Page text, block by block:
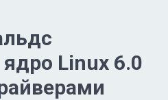
Linux 6.0